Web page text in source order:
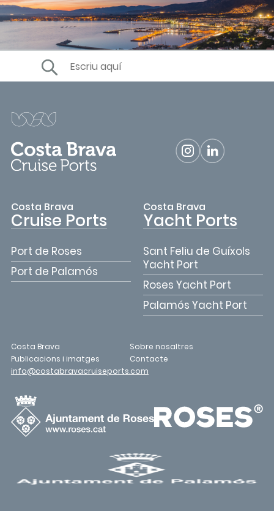
Costa Brava
Cruise Ports
Port de Roses
Port de Palamós
Costa Brava
Yacht Ports
Sant Feliu de Guíxols
Yacht Port
Roses Yacht Port
Palamós Yacht Port
Costa Brava
Sobre nosaltres
Publicacions i imatges
Contacte
info@costabravacruiseports.com